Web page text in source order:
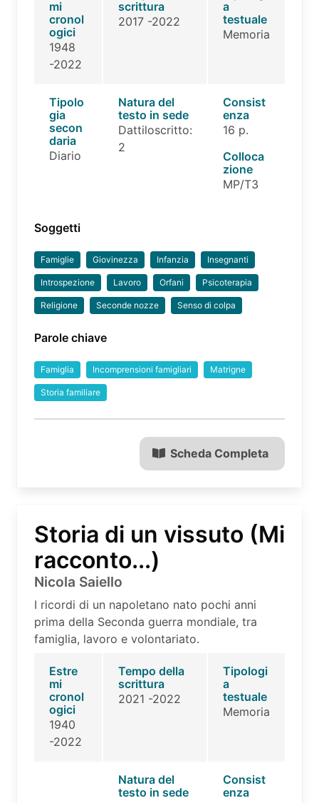
mi
cronol
ogici
1948
-2022
scrittura
2017 -2022
a
testuale
Memoria
Tipolo
gia
secon
daria
Diario
Natura del
testo in sede
Dattiloscritto:
2
Consist
enza
16 p.
Colloca
zione
MP/T3
Soggetti
Famiglie Giovinezza Infanzia Insegnanti
Introspezione Lavoro Orfani Psicoterapia
Religione Seconde nozze Senso di colpa
Parole chiave
Famiglia Incomprensioni famigliari Matrigne
Storia familiare
Scheda Completa
Storia di un vissuto (Mi
racconto...)
Nicola Saiello
I ricordi di un napoletano nato pochi anni
prima della Seconda guerra mondiale, tra
famiglia, lavoro e volontariato.
Estre
mi
cronol
ogici
1940
-2022
Tempo della
scrittura
2021 -2022
Tipologi
a
testuale
Memoria
Natura del
testo in sede
Consist
enza